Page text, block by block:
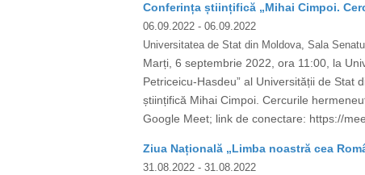
Conferința științifică „Mihai Cimpoi.
06.09.2022 - 06.09.2022
Universitatea de Stat din Moldova, Sala
Marți, 6 septembrie 2022, ora 11:00, la
Petriceicu-Hasdeu” al Universității de Stat
științifică Mihai Cimpoi. Cercurile
Google Meet; link de conectare: https://
Ziua Națională „Limba noastră cea
31.08.2022 - 31.08.2022